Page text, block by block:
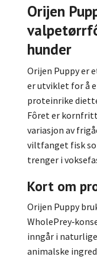
Orijen
hunder
Orijen Puppy er
er utviklet for å
proteinrike
Fôret er
variasjon av
viltfanget fisk
trenger i
Kort om
Orijen Puppy
inngår i
animalske